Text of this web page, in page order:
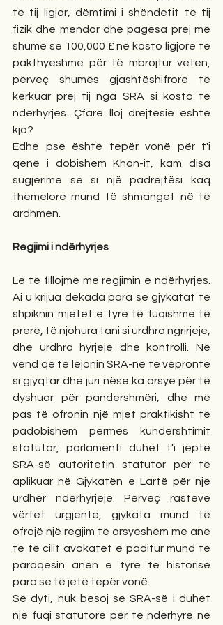
të tij ligjor, dëmtimi i shëndetit të tij
fizik dhe mendor dhe pagesa prej më
shumë se 100,000 £ në kosto ligjore të
pakthyeshme për të mbrojtur veten,
përveç shumës gjashtëshifrore të
kërkuar prej tij nga SRA si kosto të
ndërhyrjes. Çfarë lloj drejtësie është
kjo?
Edhe pse është tepër vonë për t'i
qenë i dobishëm Khan-it, kam disa
sugjerime se si një padrejtësi kaq
themelore mund të shmanget në të
ardhmen.
Regjimi i ndërhyrjes
Le të fillojmë me regjimin e ndërhyrjes.
Ai u krijua dekada para se gjykatat të
shpiknin mjetet e tyre të fuqishme të
prerë, të njohura tani si urdhra ngrirjeje,
dhe urdhra hyrjeje dhe kontrolli. Në
vend që të lejonin SRA-në të vepronte
si gjyqtar dhe juri nëse ka arsye për të
dyshuar për pandershmëri, dhe më
pas të ofronin një mjet praktikisht të
padobishëm përmes kundërshtimit
statutor, parlamenti duhet t'i jepte
SRA-së autoritetin statutor për të
aplikuar në Gjykatën e Lartë për një
urdhër ndërhyrjeje. Përveç rasteve
vërtet urgjente, gjykata mund të
ofrojë një regjim të arsyeshëm me anë
të të cilit avokatët e paditur mund të
paraqesin anën e tyre të historisë
para se të jetë tepër vonë.
Së dyti, nuk besoj se SRA-së i duhet
një fuqi statutore për të ndërhyrë në